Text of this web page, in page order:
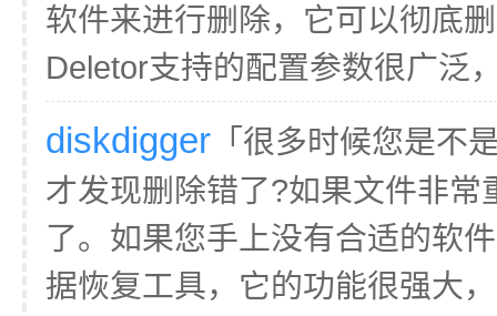
软件来进行删除，它可以彻底
Deletor支持的配置参数很广泛
diskdigger 「很多时候您是不
才发现删除错了?如果文件非
了。如果您手上没有合适的软
据恢复工具，它的功能很强大